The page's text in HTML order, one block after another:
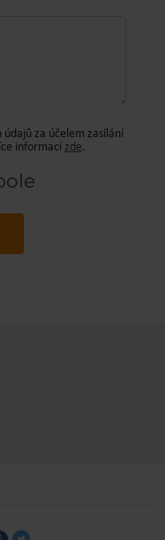
údajů za účelem zasílání
informací zde.